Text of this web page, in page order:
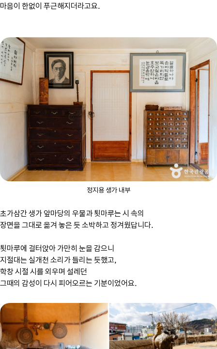
마음이 한없이 푸근해지더라고요.
정지용 생가 내부
초가삼간 생가 앞마당의 우물과 툇마루는 시 속의
장면을 그대로 옮겨 놓은 듯 소박하고 정겨웠답니다.
툇마루에 걸터앉아 가만히 눈을 감으니
지절대는 실개천 소리가 들리는 듯했고,
학창 시절 시를 외우며 설레던
그때의 감성이 다시 피어오르는 기분이었어요.